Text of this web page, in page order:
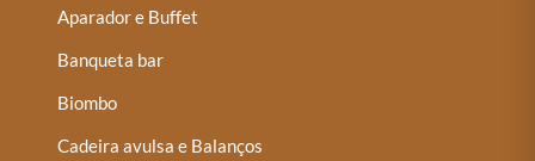
Aparador e Buffet
Banqueta bar
Biombo
Cadeira avulsa e Balanços